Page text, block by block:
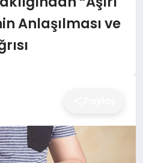
Anlaşılması ve